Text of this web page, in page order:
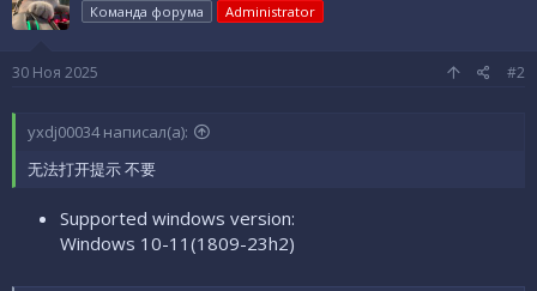
Команда форума Administrator
30 Ноя 2025 #2
yxdj00034 написал(а):
无法打开提示 不要
Supported windows version:
Windows 10-11(1809-23h2)